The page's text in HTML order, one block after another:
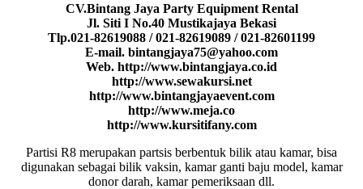
CV.Bintang Jaya Party Equipment Rental
Jl. Siti I No.40 Mustikajaya Bekasi
Tlp.021-82619088 / 021-82619089 / 021-82601199
E-mail. bintangjaya75@yahoo.com
Web. http://www.bintangjaya.co.id
http://www.sewakursi.net
http://www.bintangjayaevent.com
http://www.meja.co
http://www.kursitifany.com
Partisi R8 merupakan partsis berbentuk bilik atau kamar, bisa
digunakan sebagai bilik vaksin, kamar ganti baju model, kamar
donor darah, kamar pemeriksaan dll.